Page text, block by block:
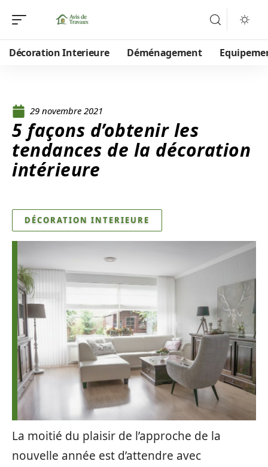
Décoration Interieure Déménagement
29 novembre 2021
5 façons d’obtenir les
tendances de la décoration
intérieure
DÉCORATION INTERIEURE
La moitié du plaisir de l’approche de la
nouvelle année est d’attendre avec